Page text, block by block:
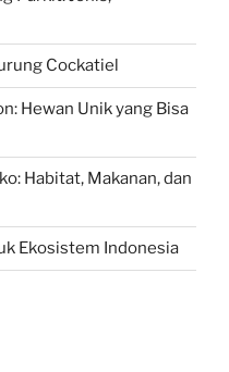
Cockatiel
Hewan Unik yang Bisa
Habitat, Makanan, dan
Ekosistem Indonesia